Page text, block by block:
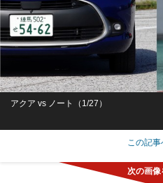
アクア vs ノート（1/27）
この記